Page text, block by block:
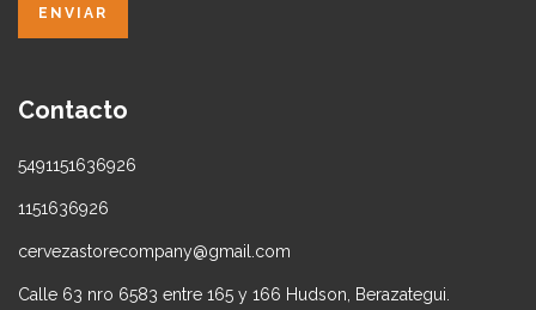
Contacto
5491151636926
1151636926
cervezastorecompany@gmail.com
Calle 63 nro 6583 entre 165 y 166 Hudson, Berazategui.